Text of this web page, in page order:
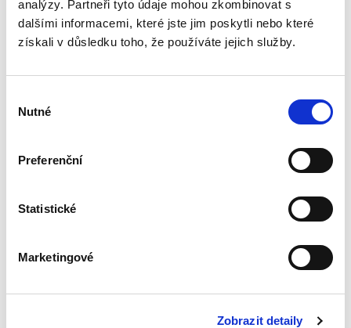
analýzy. Partneři tyto údaje mohou zkombinovat s
dalšími informacemi, které jste jim poskytli nebo které
získali v důsledku toho, že používáte jejich služby.
souhlasu
Nutné
Preferenční
Statistické
Marketingové
Zobrazit detaily
Veřejné zakázky v
oblasti softwaru.
Vendor lock-in a
Jan Svoboda
Kniha se věnuje zadávání veřejných zakázek v
praktický návod, jak dané zvláštnosti zohlednit